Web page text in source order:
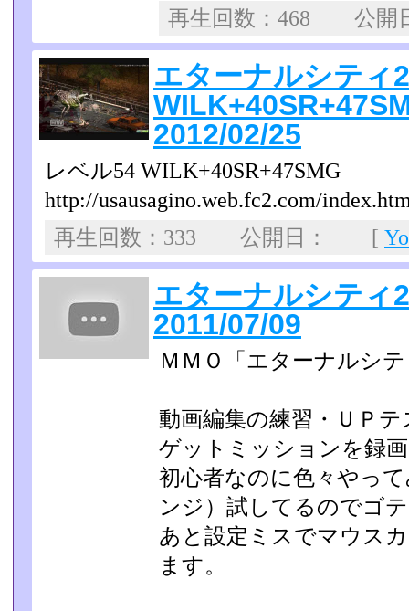
再生回数：468 公
エターナルシティ2
2012/02/25
レベル54 WILK+40SR+47SMG
http://usausagino.web.fc2.com/
再生回数：333 公開日： [
エターナルシテ
2011/07/09
ＭＭＯ「エターナルシ
動画編集の練習・ＵＰ
ゲットミッションを録
初心者なのに色々やっ
ンジ）試してるのでゴ
あと設定ミスでマウス
ます。